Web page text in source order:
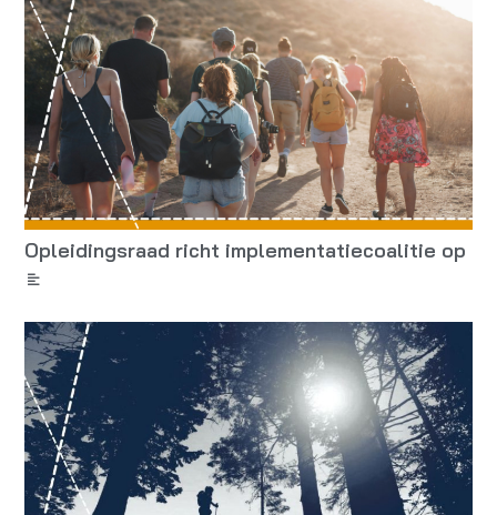
Opleidingsraad richt implementatiecoalitie op